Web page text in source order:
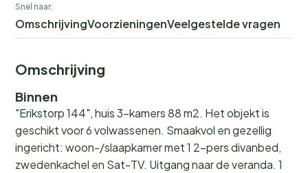
Snel naar:
OmschrijvingVoorzieningenVeelgestelde vragen
Omschrijving
Binnen
"Erikstorp 144", huis 3-kamers 88 m2. Het objekt is
geschikt voor 6 volwassenen. Smaakvol en gezellig
ingericht: woon-/slaapkamer met 1 2-pers divanbed,
zwedenkachel en Sat-TV. Uitgang naar de veranda. 1